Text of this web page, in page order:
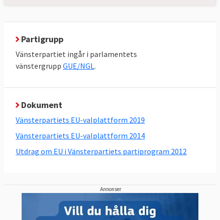
Partigrupp
Vänsterpartiet ingår i parlamentets
vänstergrupp GUE/NGL.
Dokument
Vänsterpartiets EU-valplattform 2019
Vänsterpartiets EU-valplattform 2014
Utdrag om EU i Vänsterpartiets partiprogram 2012
Annonser